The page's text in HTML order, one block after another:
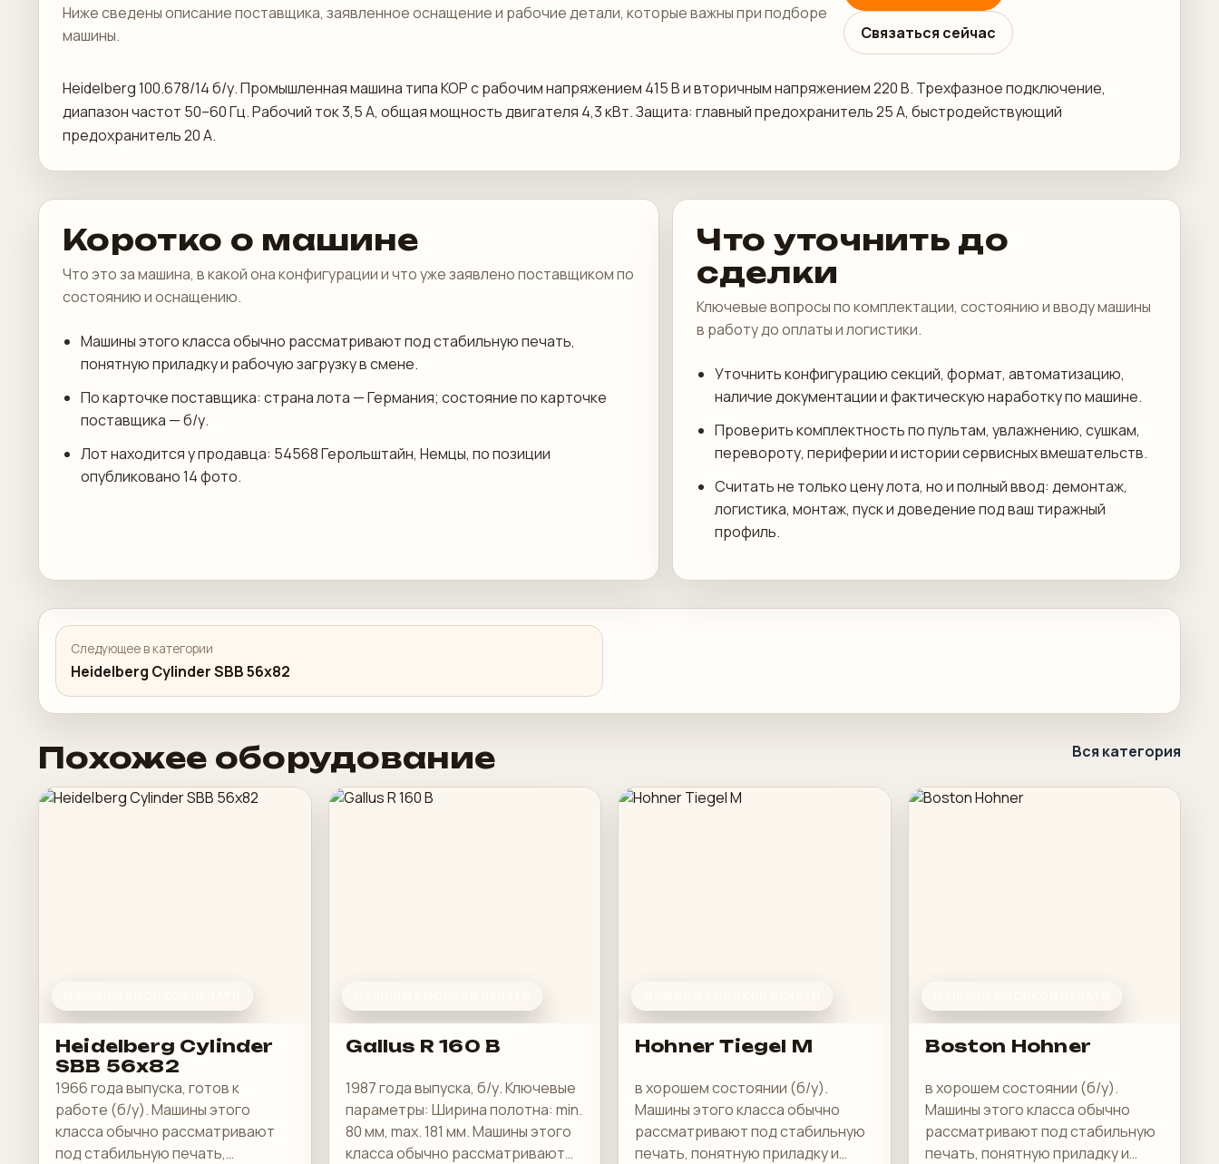
Ниже сведены описание поставщика, заявленное оснащение и рабочие детали, которые важны при подборе
машины.
Связаться сейчас
Heidelberg 100.678/14 б/у. Промышленная машина типа КОР с рабочим напряжением 415 В и вторичным напряжением 220 В. Трехфазное подключение,
диапазон частот 50–60 Гц. Рабочий ток 3,5 А, общая мощность двигателя 4,3 кВт. Защита: главный предохранитель 25 А, быстродействующий
предохранитель 20 А.
Коротко о машине
Что это за машина, в какой она конфигурации и что уже заявлено поставщиком по
состоянию и оснащению.
Машины этого класса обычно рассматривают под стабильную печать,
понятную приладку и рабочую загрузку в смене.
По карточке поставщика: страна лота — Германия; состояние по карточке
поставщика — б/у.
Лот находится у продавца: 54568 Герольштайн, Немцы, по позиции
опубликовано 14 фото.
Что уточнить до
сделки
Ключевые вопросы по комплектации, состоянию и вводу машины
в работу до оплаты и логистики.
Уточнить конфигурацию секций, формат, автоматизацию,
наличие документации и фактическую наработку по машине.
Проверить комплектность по пультам, увлажнению, сушкам,
перевороту, периферии и истории сервисных вмешательств.
Считать не только цену лота, но и полный ввод: демонтаж,
логистика, монтаж, пуск и доведение под ваш тиражный
профиль.
Следующее в категории
Heidelberg Cylinder SBB 56x82
Похожее оборудование Вся категория
Heidelberg Cylinder
SBB 56x82
1966 года выпуска, готов к
работе (б/у). Машины этого
класса обычно рассматривают
под стабильную печать,
Gallus R 160 B
1987 года выпуска, б/у. Ключевые
параметры: Ширина полотна: min.
80 мм, max. 181 мм. Машины этого
класса обычно рассматривают
Hohner Tiegel M
в хорошем состоянии (б/у).
Машины этого класса обычно
рассматривают под стабильную
печать, понятную приладку и
Boston Hohner
в хорошем состоянии (б/у).
Машины этого класса обычно
рассматривают под стабильную
печать, понятную приладку и